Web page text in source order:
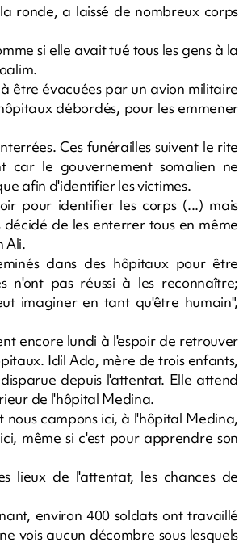
ronde, a laissé de nombreux corps
si elle avait tué tous les gens à la
être évacuées par un avion militaire
débordés, pour les emmener
Ces funérailles suivent le rite
car le gouvernement somalien ne
afin d'identifier les victimes.
pour identifier les corps (...) mais
de les enterrer tous en même
Ali.
dans des hôpitaux pour être
n'ont pas réussi à les reconnaître;
imaginer en tant qu'être humain",
encore lundi à l'espoir de retrouver
Idil Ado, mère de trois enfants,
depuis l'attentat. Elle attend
de l'hôpital Medina.
nous campons ici, à l'hôpital Medina,
même si c'est pour apprendre son
lieux de l'attentat, les chances de
environ 400 soldats ont travaillé
vois aucun décombre sous lesquels